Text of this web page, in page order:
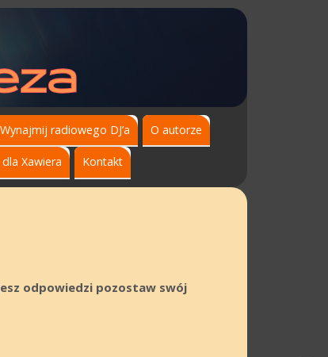
Wynajmij radiowego DJ’a O autorze
Xawiera Kontakt
odpowiedzi pozostaw swój